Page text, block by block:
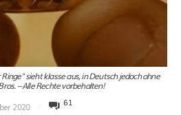
sieht klasse aus, in Deutsch jedoch ohne
– Alle Rechte vorbehalten!
2020 61